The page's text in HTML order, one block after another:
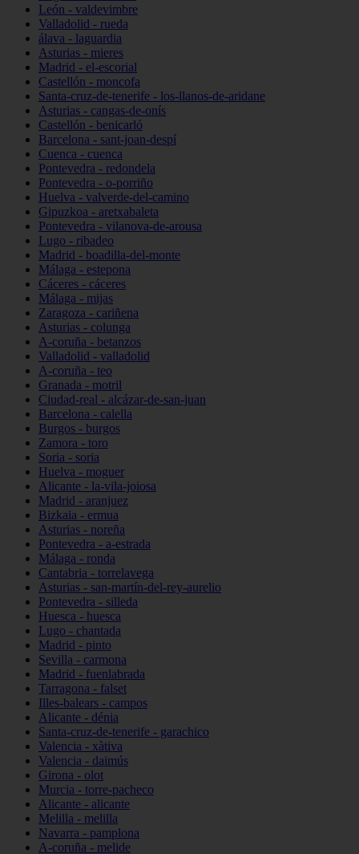
León - valdevimbre
Valladolid - rueda
álava - laguardia
Asturias - mieres
Madrid - el-escorial
Castellón - moncofa
Santa-cruz-de-tenerife - los-llanos-de-aridane
Asturias - cangas-de-onís
Castellón - benicarló
Barcelona - sant-joan-despí
Cuenca - cuenca
Pontevedra - redondela
Pontevedra - o-porriño
Huelva - valverde-del-camino
Gipuzkoa - aretxabaleta
Pontevedra - vilanova-de-arousa
Lugo - ribadeo
Madrid - boadilla-del-monte
Málaga - estepona
Cáceres - cáceres
Málaga - mijas
Zaragoza - cariñena
Asturias - colunga
A-coruña - betanzos
Valladolid - valladolid
A-coruña - teo
Granada - motril
Ciudad-real - alcázar-de-san-juan
Barcelona - calella
Burgos - burgos
Zamora - toro
Soria - soria
Huelva - moguer
Alicante - la-vila-joiosa
Madrid - aranjuez
Bizkaia - ermua
Asturias - noreña
Pontevedra - a-estrada
Málaga - ronda
Cantabria - torrelavega
Asturias - san-martín-del-rey-aurelio
Pontevedra - silleda
Huesca - huesca
Lugo - chantada
Madrid - pinto
Sevilla - carmona
Madrid - fuenlabrada
Tarragona - falset
Illes-balears - campos
Alicante - dénia
Santa-cruz-de-tenerife - garachico
Valencia - xàtiva
Valencia - daimús
Girona - olot
Murcia - torre-pacheco
Alicante - alicante
Melilla - melilla
Navarra - pamplona
A-coruña - melide